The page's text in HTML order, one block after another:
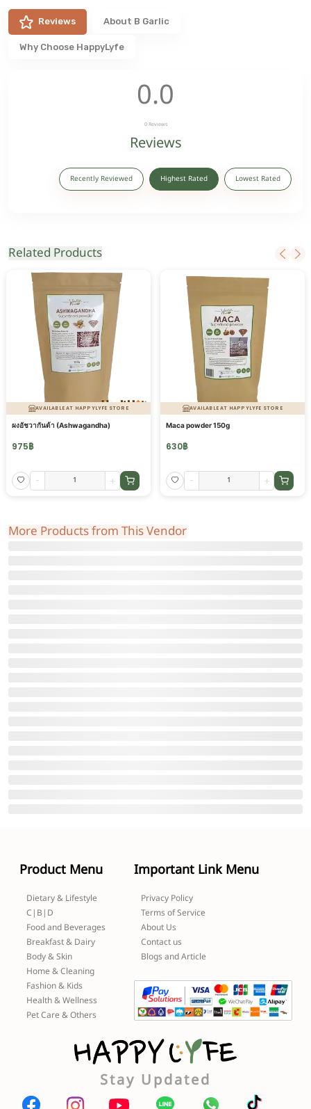
Reviews About B Garlic
Why Choose HappyLyfe
0.0
0 Reviews
Reviews
Recently Reviewed Highest Rated Lowest Rated
Related Products
AVAILABLE AT HAPPYLYFE STORE
ผงอัชวากันด้า (Ashwagandha)
975฿
- +
AVAILABLE AT HAPPYLYFE STORE
Maca powder 150g
630฿
- +
More Products from This Vendor
Product Menu
Dietary & Lifestyle
C|B|D
Food and Beverages
Breakfast & Dairy
Body & Skin
Home & Cleaning
Fashion & Kids
Health & Wellness
Pet Care & Others
Important Link Menu
Privacy Policy
Terms of Service
About Us
Contact us
Blogs and Article
Stay Updated